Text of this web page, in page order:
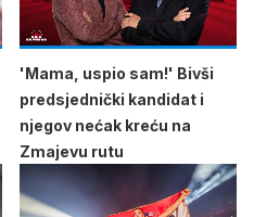
'Mama, uspio sam!' Bivši
predsjednički kandidat i
njegov nećak kreću na
Zmajevu rutu